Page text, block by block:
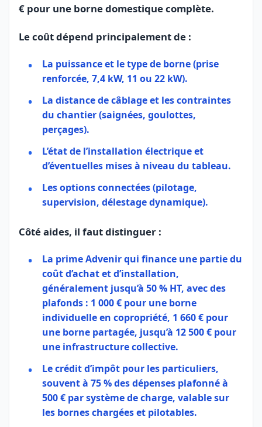
€ pour une borne domestique complète.
Le coût dépend principalement de :
La puissance et le type de borne (prise
renforcée, 7,4 kW, 11 ou 22 kW).
La distance de câblage et les contraintes
du chantier (saignées, goulottes,
perçages).
L’état de l’installation électrique et
d’éventuelles mises à niveau du tableau.
Les options connectées (pilotage,
supervision, délestage dynamique).
Côté aides, il faut distinguer :
La prime Advenirqui finance une partie du
coût d’achat et d’installation,
généralement jusqu’à 50 % HT, avec des
plafonds : 1 000 € pour une borne
individuelle en copropriété, 1 660 € pour
une borne partagée, jusqu’à 12 500 € pour
une infrastructure collective.
Lecrédit d’impôt pour les particuliers,
souvent à 75 % des dépenses plafonné à
500 € par système de charge, valable sur
les bornes chargées et pilotables.